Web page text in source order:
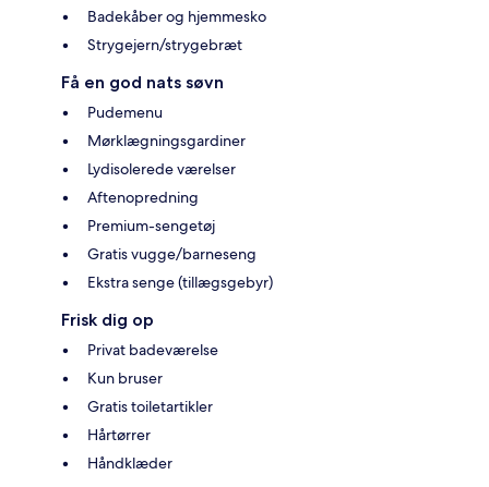
Badekåber og hjemmesko
Strygejern/strygebræt
Få en god nats søvn
Pudemenu
Mørklægningsgardiner
Lydisolerede værelser
Aftenopredning
Premium-sengetøj
Gratis vugge/barneseng
Ekstra senge (tillægsgebyr)
Frisk dig op
Privat badeværelse
Kun bruser
Gratis toiletartikler
Hårtørrer
Håndklæder